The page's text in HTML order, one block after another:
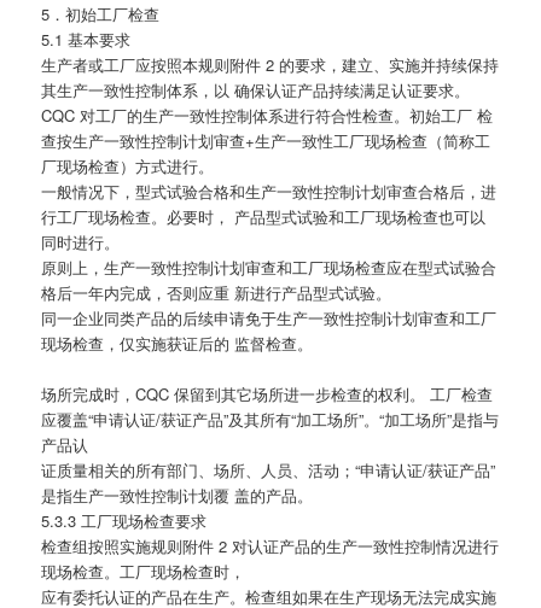
5．初始工厂检查
5.1 基本要求
生产者或工厂应按照本规则附件 2 的要求，建立、实施并持续保持
其生产一致性控制体系，以 确保认证产品持续满足认证要求。
CQC 对工厂的生产一致性控制体系进行符合性检查。初始工厂 检
查按生产一致性控制计划审查+生产一致性工厂现场检查（简称工
厂现场检查）方式进行。
一般情况下，型式试验合格和生产一致性控制计划审查合格后，进
行工厂现场检查。必要时， 产品型式试验和工厂现场检查也可以
同时进行。
原则上，生产一致性控制计划审查和工厂现场检查应在型式试验合
格后一年内完成，否则应重 新进行产品型式试验。
同一企业同类产品的后续申请免于生产一致性控制计划审查和工厂
现场检查，仅实施获证后的 监督检查。
场所完成时，CQC 保留到其它场所进一步检查的权利。 工厂检查
应覆盖“申请认证/获证产品”及其所有“加工场所”。“加工场所”是指与
产品认
证质量相关的所有部门、场所、人员、活动；“申请认证/获证产品”
是指生产一致性控制计划覆 盖的产品。
5.3.3 工厂现场检查要求
检查组按照实施规则附件 2 对认证产品的生产一致性控制情况进行
现场检查。工厂现场检查时，
应有委托认证的产品在生产。检查组如果在生产现场无法完成实施